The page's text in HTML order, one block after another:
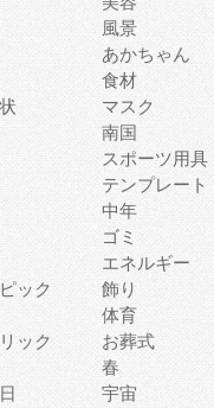
風景
あかちゃん
食材
マスク
南国
スポーツ用具
テンプレート
中年
ゴミ
エネルギー
ック
飾り
体育
ック
お葬式
春
宇宙